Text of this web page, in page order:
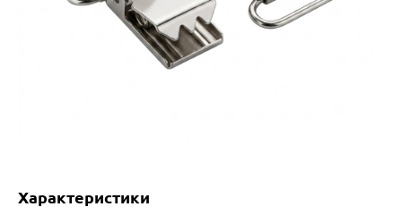
Характеристики